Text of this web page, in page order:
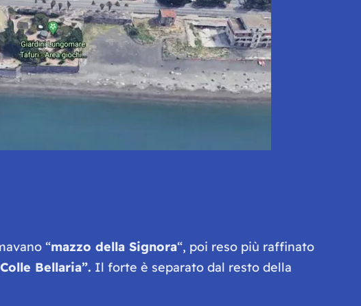
“mazzo della Signora“, poi reso più raffinato
Bellaria”. Il forte è separato dal resto della